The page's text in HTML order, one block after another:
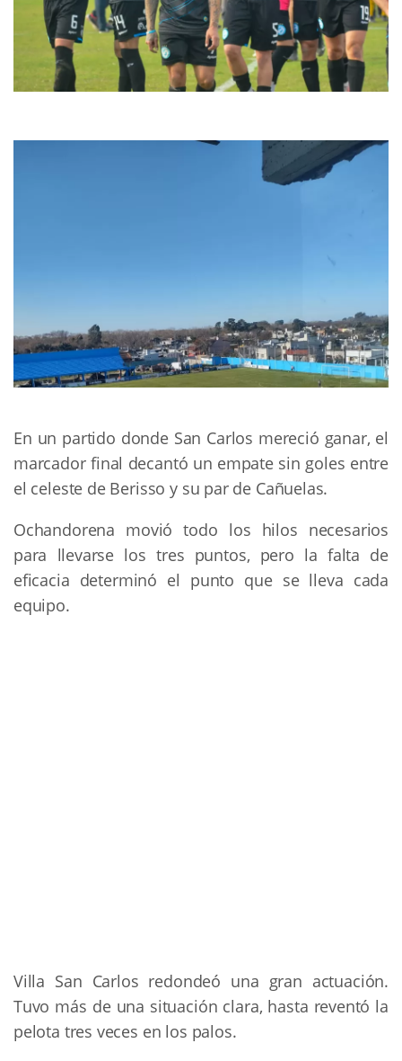
En un partido donde San Carlos mereció ganar, el
marcador final decantó un empate sin goles entre
el celeste de Berisso y su par de Cañuelas.
Ochandorena movió todo los hilos necesarios
para llevarse los tres puntos, pero la falta de
eficacia determinó el punto que se lleva cada
equipo.
Villa San Carlos redondeó una gran actuación.
Tuvo más de una situación clara, hasta reventó la
pelota tres veces en los palos.